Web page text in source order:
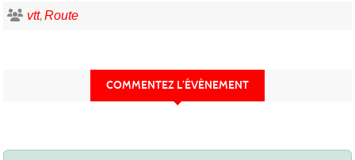
vtt Route
COMMENTEZ L’ÉVÈNEMENT